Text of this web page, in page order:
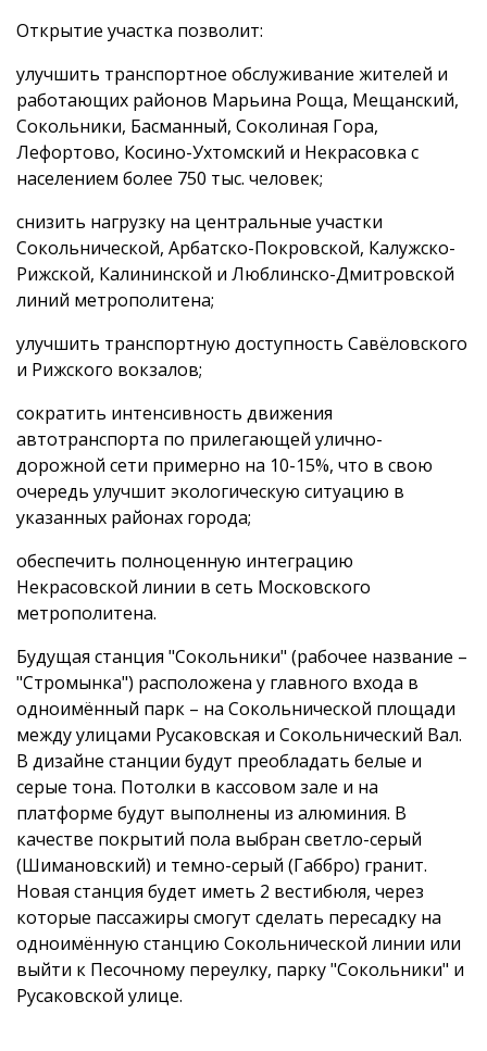
Открытие участка позволит:
улучшить транспортное обслуживание жителей и
работающих районов Марьина Роща, Мещанский,
Сокольники, Басманный, Соколиная Гора,
Лефортово, Косино-Ухтомский и Некрасовка с
населением более 750 тыс. человек;
снизить нагрузку на центральные участки
Сокольнической, Арбатско-Покровской, Калужско-
Рижской, Калининской и Люблинско-Дмитровской
линий метрополитена;
улучшить транспортную доступность Савёловского
и Рижского вокзалов;
сократить интенсивность движения
автотранспорта по прилегающей улично-
дорожной сети примерно на 10-15%, что в свою
очередь улучшит экологическую ситуацию в
указанных районах города;
обеспечить полноценную интеграцию
Некрасовской линии в сеть Московского
метрополитена.
Будущая станция "Сокольники" (рабочее название –
"Стромынка") расположена у главного входа в
одноимённый парк – на Сокольнической площади
между улицами Русаковская и Сокольнический Вал.
В дизайне станции будут преобладать белые и
серые тона. Потолки в кассовом зале и на
платформе будут выполнены из алюминия. В
качестве покрытий пола выбран светло-серый
(Шимановский) и темно-серый (Габбро) гранит.
Новая станция будет иметь 2 вестибюля, через
которые пассажиры смогут сделать пересадку на
одноимённую станцию Сокольнической линии или
выйти к Песочному переулку, парку "Сокольники" и
Русаковской улице.